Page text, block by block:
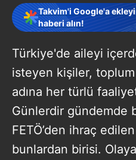
Takvim'i Google'a
haberi alın!
Türkiye'de aileyi
isteyen kişiler, toplum
adına her türlü
Günlerdir gündemde
FETÖ’den ihraç
bunlardan birisi.